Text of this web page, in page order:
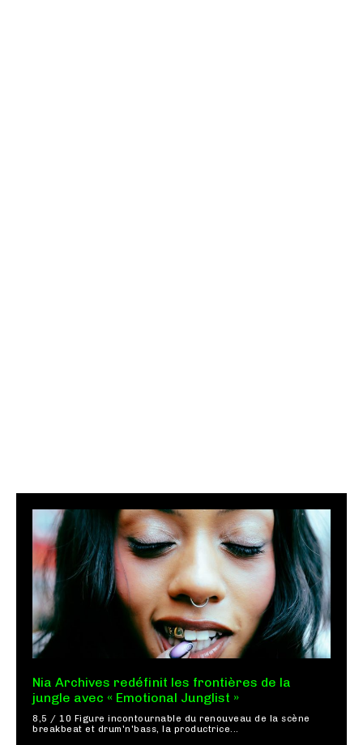
Nia Archives redéfinit les frontières de la
jungle avec « Emotional Junglist »
8,5 / 10 Figure incontournable du renouveau de la scène
breakbeat et drum'n'bass, la productrice...